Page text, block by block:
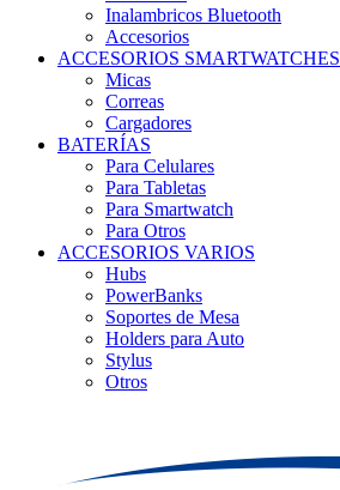
Inalambricos Bluetooth
Accesorios
ACCESORIOS SMARTWATCHES
Micas
Correas
Cargadores
BATERÍAS
Para Celulares
Para Tabletas
Para Smartwatch
Para Otros
ACCESORIOS VARIOS
Hubs
PowerBanks
Soportes de Mesa
Holders para Auto
Stylus
Otros